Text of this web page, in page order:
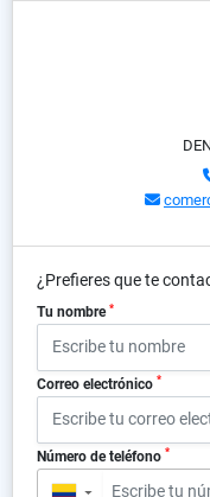
¿Prefieres que te
Tu nombre *
Correo electrónico *
Número de teléfono *
▼